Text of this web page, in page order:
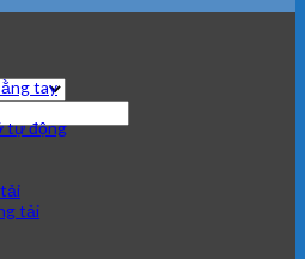
tay
tự động
tải